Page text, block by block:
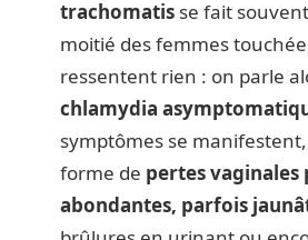
trachomatis se fait
moitié des femmes
ressentent rien : on parle
chlamydia
symptômes se
forme de pertes vaginales
abondantes, parfois